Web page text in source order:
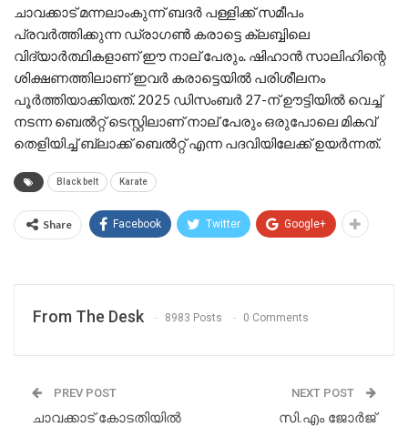
ചാവക്കാട് മന്നലാംകുന്ന് ബദർ പള്ളിക്ക് സമീപം
പ്രവർത്തിക്കുന്ന ഡ്രാഗൺ കരാട്ടെ ക്ലബ്ബിലെ
വിദ്യാർത്ഥികളാണ് ഈ നാല് പേരും. ഷിഹാൻ സാലിഹിന്റെ
ശിക്ഷണത്തിലാണ് ഇവർ കരാട്ടെയിൽ പരിശീലനം
പൂർത്തിയാക്കിയത്. 2025 ഡിസംബർ 27-ന് ഊട്ടിയിൽ വെച്ച്
നടന്ന ബെൽറ്റ് ടെസ്റ്റിലാണ് നാല് പേരും ഒരുപോലെ മികവ്
തെളിയിച്ച് ബ്ലാക്ക് ബെൽറ്റ് എന്ന പദവിയിലേക്ക് ഉയർന്നത്.
Black belt Karate
Share Facebook Twitter Google+
From The Desk 8983 Posts 0 Comments
PREV POST
ചാവക്കാട് കോടതിയിൽ
NEXT POST
സി.എം ജോർജ്